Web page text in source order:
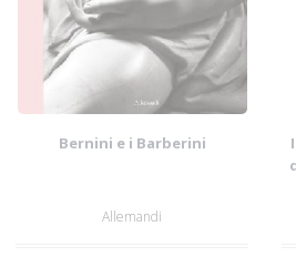
Bernini e i Barberini
Allemandi